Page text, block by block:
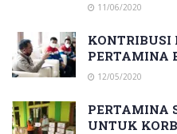
11/06/2020
KONTRIBUSI
PERTAMINA
12/05/2020
PERTAMINA
UNTUK